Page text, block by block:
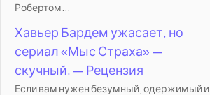
Робертом...
Хавьер Бардем ужасает, но
сериал «Мыс Страха» —
скучный. — Рецензия
Если вам нужен безумный, одержимый и